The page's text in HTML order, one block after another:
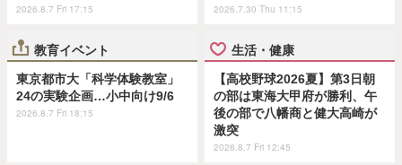
2026.8.7 Fri 17:15 2026.7.30 Thu 11:15
教育イベント
東京都市大「科学体験教室」
24の実験企画…小中向け9/6
2026.8.7 Fri 18:15
生活・健康
【高校野球2026夏】第3日朝
の部は東海大甲府が勝利、午
後の部で八幡商と健大高崎が
激突
2026.8.7 Fri 12:45